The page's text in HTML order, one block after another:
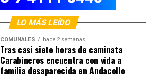
LO MÁS LEÍDO
COMUNALES hace 2 semanas
Tras casi siete horas de caminata
Carabineros encuentra con vida a
familia desaparecida en Andacollo